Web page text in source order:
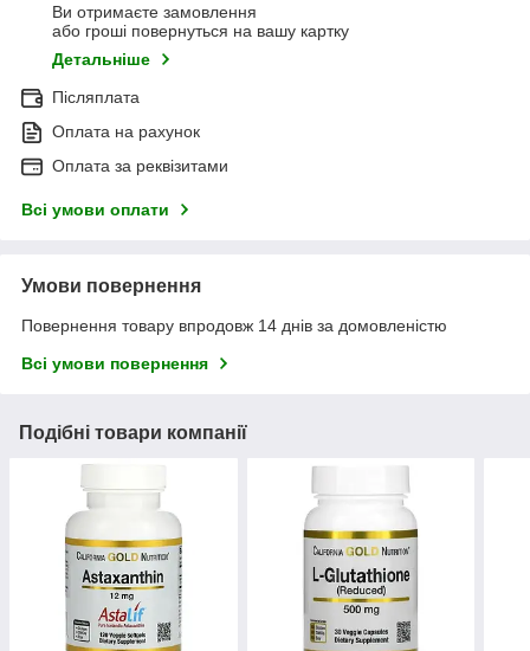
Ви отримаєте замовлення
або гроші повернуться на вашу картку
Детальніше
Післяплата
Оплата на рахунок
Оплата за реквізитами
Всі умови оплати
Умови повернення
Повернення товару впродовж 14 днів за домовленістю
Всі умови повернення
Подібні товари компанії